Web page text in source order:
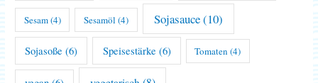
Sesam(4) Sesamöl (4) Sojasauce(10)
Sojasoße (6) Speisestärke (6) Tomaten (4)